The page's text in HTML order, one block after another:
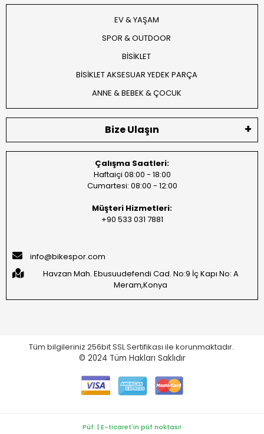
EV & YAŞAM
SPOR & OUTDOOR
BİSİKLET
BİSİKLET AKSESUAR YEDEK PARÇA
ANNE & BEBEK & ÇOCUK
Bize Ulaşın
Çalışma Saatleri:
Haftaiçi 08:00 - 18:00
Cumartesi: 08:00 - 12:00
Müşteri Hizmetleri:
+90 533 031 7881
info@bikespor.com
Havzan Mah. Ebusuudefendi Cad. No:9 İç Kapı No: A
Meram,Konya
Tüm bilgileriniz 256bit SSL Sertifikası ile korunmaktadır.
© 2024 Tüm Hakları Saklıdır
Püf. | E-ticaret'in püf noktası!